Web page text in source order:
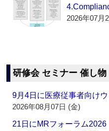
2026年07月
研修会 セミナー 催し物
9月4日に医療従事者向け
2026年08月07日 (金)
21日にMRフォーラム2026